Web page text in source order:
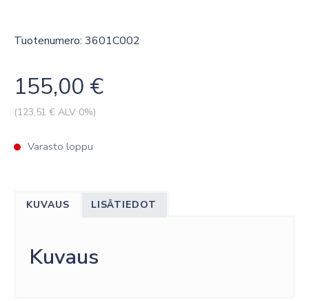
Tuotenumero: 3601C002
155,00 €
(123,51 € ALV 0%)
Varasto loppu
KUVAUS LISÄTIEDOT
Kuvaus